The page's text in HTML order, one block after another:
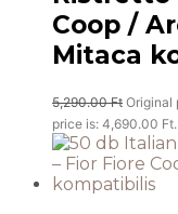
Coop /
Mitaca
5,290.00Ft Original
price is: 4,690.00 Ft.